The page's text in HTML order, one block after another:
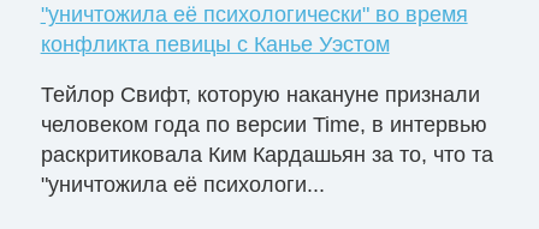
"уничтожила её психологически" во время
конфликта певицы с Канье Уэстом
Тейлор Свифт, которую накануне признали
человеком года по версии Time, в интервью
раскритиковала Ким Кардашьян за то, что та
"уничтожила её психологи...